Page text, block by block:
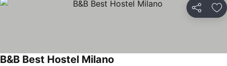
Partilhar
B&B Best Hostel Milano